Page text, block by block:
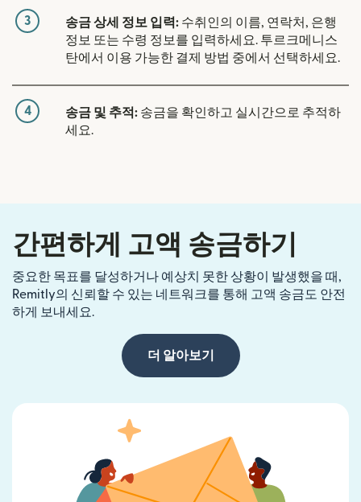
3 송금 상세 정보 입력: 수취인의 이름, 연락처, 은행
정보 또는 수령 정보를 입력하세요. 투르크메니스
탄에서 이용 가능한 결제 방법 중에서 선택하세요.
4 송금 및 추적: 송금을 확인하고 실시간으로 추적하
세요.
간편하게 고액 송금하기
중요한 목표를 달성하거나 예상치 못한 상황이 발생했을 때,
Remitly의 신뢰할 수 있는 네트워크를 통해 고액 송금도 안전
하게 보내세요.
더 알아보기